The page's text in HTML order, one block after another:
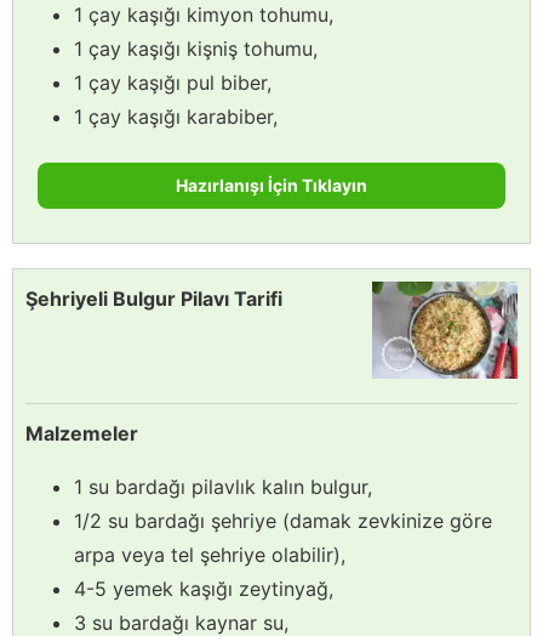
1 çay kaşığı kimyon tohumu,
1 çay kaşığı kişniş tohumu,
1 çay kaşığı pul biber,
1 çay kaşığı karabiber,
Hazırlanışı İçin Tıklayın
Şehriyeli Bulgur Pilavı Tarifi
Malzemeler
1 su bardağı pilavlık kalın bulgur,
1/2 su bardağı şehriye (damak zevkinize göre
arpa veya tel şehriye olabilir),
4-5 yemek kaşığı zeytinyağ,
3 su bardağı kaynar su,